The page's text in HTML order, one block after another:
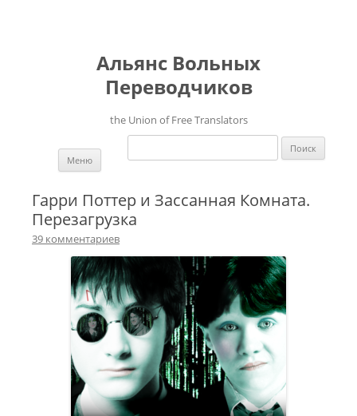
Альянс Вольных
Переводчиков
the Union of Free Translators
Найти:
Меню
Гарри Поттер и Зассанная Комната.
Перезагрузка
39 комментариев